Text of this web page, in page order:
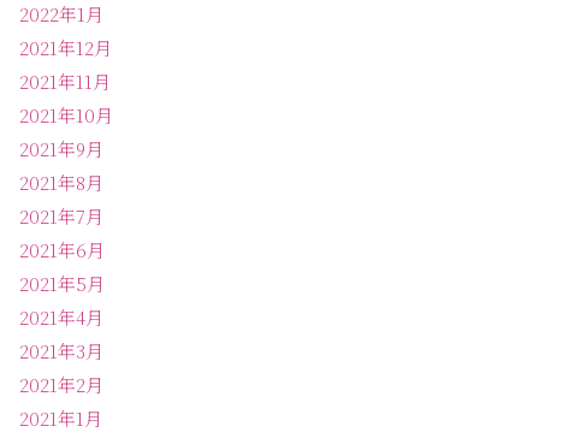
2022年1月
2021年12月
2021年11月
2021年10月
2021年9月
2021年8月
2021年7月
2021年6月
2021年5月
2021年4月
2021年3月
2021年2月
2021年1月